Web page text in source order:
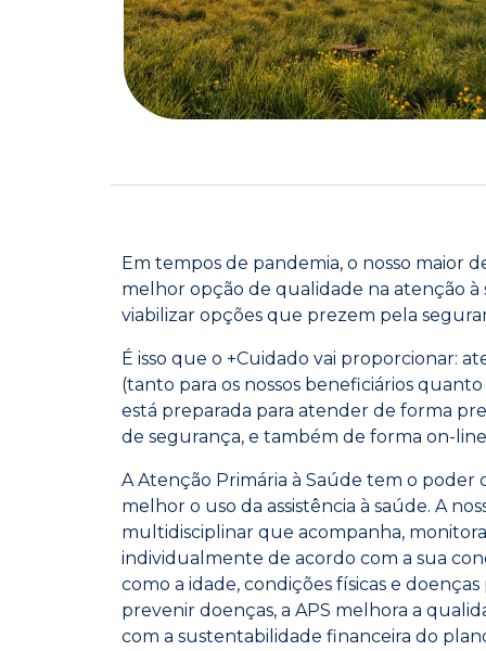
Em tempos de pandemia, o nosso maior
melhor opção de qualidade na atenção à
viabilizar opções que prezem pela
É isso que o +Cuidado vai proporcionar:
(tanto para os nossos beneficiários
está preparada para atender de forma
de segurança, e também de forma on-
A Atenção Primária à Saúde tem o
melhor o uso da assistência à saúde. A
multidisciplinar que acompanha,
individualmente de acordo com a sua
como a idade, condições físicas e
prevenir doenças, a APS melhora a
com a sustentabilidade financeira do